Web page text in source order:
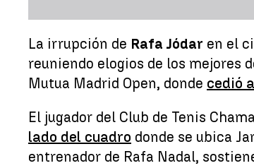
La irrupción de Rafa Jódar en el
reuniendo elogios de los mejores
Mutua Madrid Open, donde cedió
El jugador del Club de Tenis
lado del cuadro donde se ubica
entrenador de Rafa Nadal,